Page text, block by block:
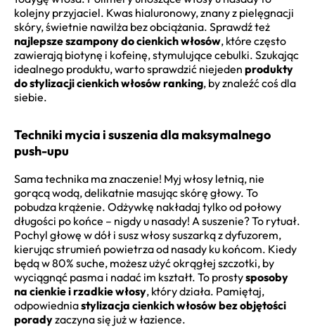
kolejny przyjaciel. Kwas hialuronowy, znany z pielęgnacji
skóry, świetnie nawilża bez obciążania. Sprawdź też
najlepsze szampony do cienkich włosów, które często
zawierają biotynę i kofeinę, stymulujące cebulki. Szukając
idealnego produktu, warto sprawdzić niejeden produkty
do stylizacji cienkich włosów ranking, by znaleźć coś dla
siebie.
Techniki mycia i suszenia dla maksymalnego
push-upu
Sama technika ma znaczenie! Myj włosy letnią, nie
gorącą wodą, delikatnie masując skórę głowy. To
pobudza krążenie. Odżywkę nakładaj tylko od połowy
długości po końce – nigdy u nasady! A suszenie? To rytuał.
Pochyl głowę w dół i susz włosy suszarką z dyfuzorem,
kierując strumień powietrza od nasady ku końcom. Kiedy
będą w 80% suche, możesz użyć okrągłej szczotki, by
wyciągnąć pasma i nadać im kształt. To prostysposoby
na cienkie i rzadkie włosy, który działa. Pamiętaj,
odpowiedniastylizacja cienkich włosów bez objętości
poradyzaczyna się już w łazience.